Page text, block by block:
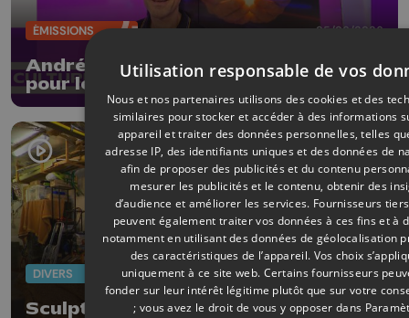
ÉMISSIONS 05/06/2026
André Borbé signe un nouvel opéra
pour le jeune public
DIVERS 03/06/2026
Sculptures à la tronçonneuse et au
Utilisation responsable de vos
Nous et nos partenaires utilisons des cookies et des
similaires pour stocker et accéder à des informations
appareil et traiter des données personnelles, telles
adresse IP, des identifiants uniques et des données de
afin de proposer des publicités et du contenu
mesurer les publicités et le contenu, obtenir des
d’audience et améliorer les services. Fournisseurs
peuvent également traiter vos données à ces fins et à
notamment en utilisant des données de géolocalisation
des caractéristiques de l’appareil. Vos choix
uniquement à ce site web. Certains fournisseurs
fonder sur leur intérêt légitime plutôt que sur votre
; vous avez le droit de vous y opposer dans